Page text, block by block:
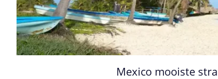
Mexico mooiste